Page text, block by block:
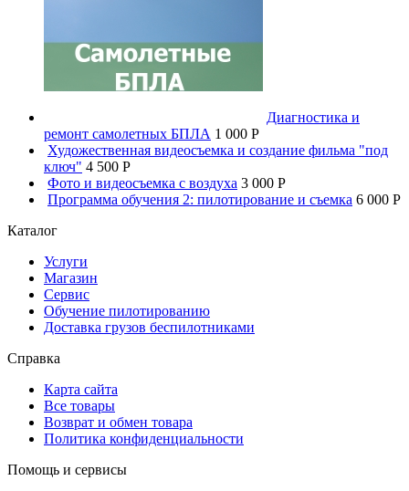
Диагностика и
ремонт самолетных БПЛА 1 000 P
Художественная видеосъемка и создание фильма "под
ключ" 4 500 P
Фото и видеосъемка с воздуха 3 000 P
Программа обучения 2: пилотирование и съемка 6 000 P
Каталог
Услуги
Магазин
Сервис
Обучение пилотированию
Доставка грузов беспилотниками
Справка
Карта сайта
Все товары
Возврат и обмен товара
Политика конфиденциальности
Помощь и сервисы